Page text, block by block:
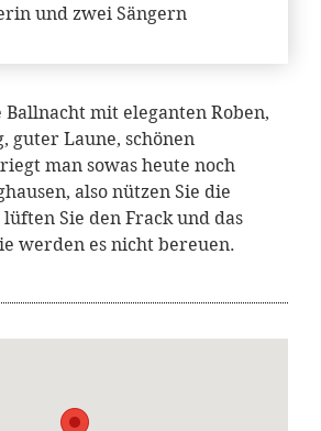
und zwei Sängern
Ballnacht mit eleganten Roben,
guter Laune, schönen
man sowas heute noch
also nützen Sie die
Sie den Frack und das
werden es nicht bereuen.